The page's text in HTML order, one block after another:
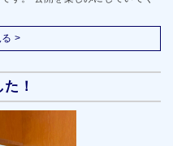
>
！